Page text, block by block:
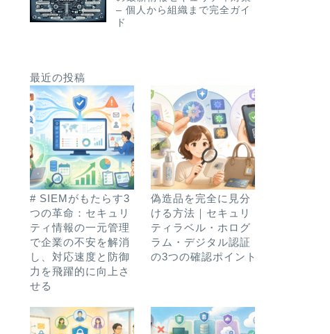
– 個人から組織まで完全ガイ
ド
最近の投稿
# SIEMがもたらす3
つの革命：セキュリ
ティ情報の一元管理
で企業の不安を解消
し、対応速度と防御
力を飛躍的に向上さ
せる
偽造品を完全に見分
ける方法｜セキュリ
ティラベル・ホログ
ラム・デジタル認証
の3つの確認ポイント